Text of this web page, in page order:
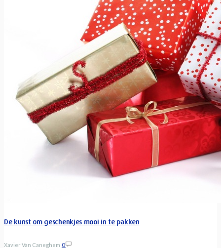
De kunst om geschenkjes mooi in te pakken
Xavier Van Caneghem 0